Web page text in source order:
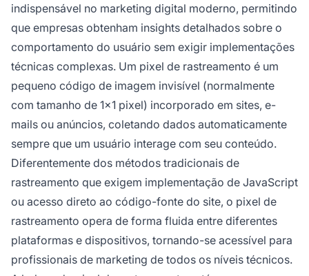
indispensável no marketing digital moderno, permitindo
que empresas obtenham insights detalhados sobre o
comportamento do usuário sem exigir implementações
técnicas complexas. Um pixel de rastreamento é um
pequeno código de imagem invisível (normalmente
com tamanho de 1x1 pixel) incorporado em sites, e-
mails ou anúncios, coletando dados automaticamente
sempre que um usuário interage com seu conteúdo.
Diferentemente dos métodos tradicionais de
rastreamento que exigem implementação de JavaScript
ou acesso direto ao código-fonte do site, o pixel de
rastreamento opera de forma fluida entre diferentes
plataformas e dispositivos, tornando-se acessível para
profissionais de marketing de todos os níveis técnicos.